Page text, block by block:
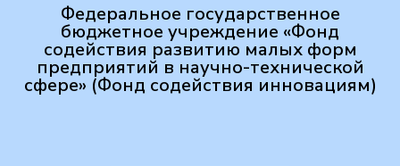
Федеральное государственное
бюджетное учреждение «Фонд
содействия развитию малых форм
предприятий в научно-технической
сфере» (Фонд содействия инновациям)